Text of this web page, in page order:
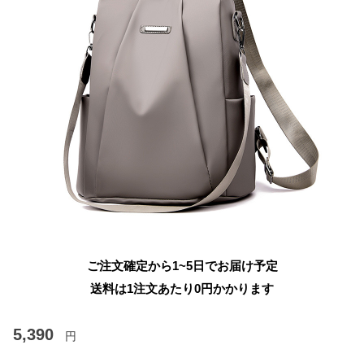
ご注文確定から1~5日でお届け予定
送料は1注文あたり0円かかります
5,390 円